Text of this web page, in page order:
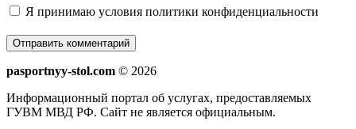
Я принимаю условия политики конфиденциальности
pasportnyy-stol.com © 2026
Информационный портал об услугах, предоставляемых
ГУВМ МВД РФ. Сайт не является официальным.